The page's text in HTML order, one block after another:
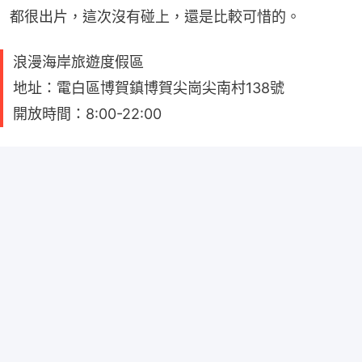
都很出片，這次沒有碰上，還是比較可惜的。
浪漫海岸旅遊度假區
地址：電白區博賀鎮博賀尖崗尖南村138號
開放時間：8:00-22:00